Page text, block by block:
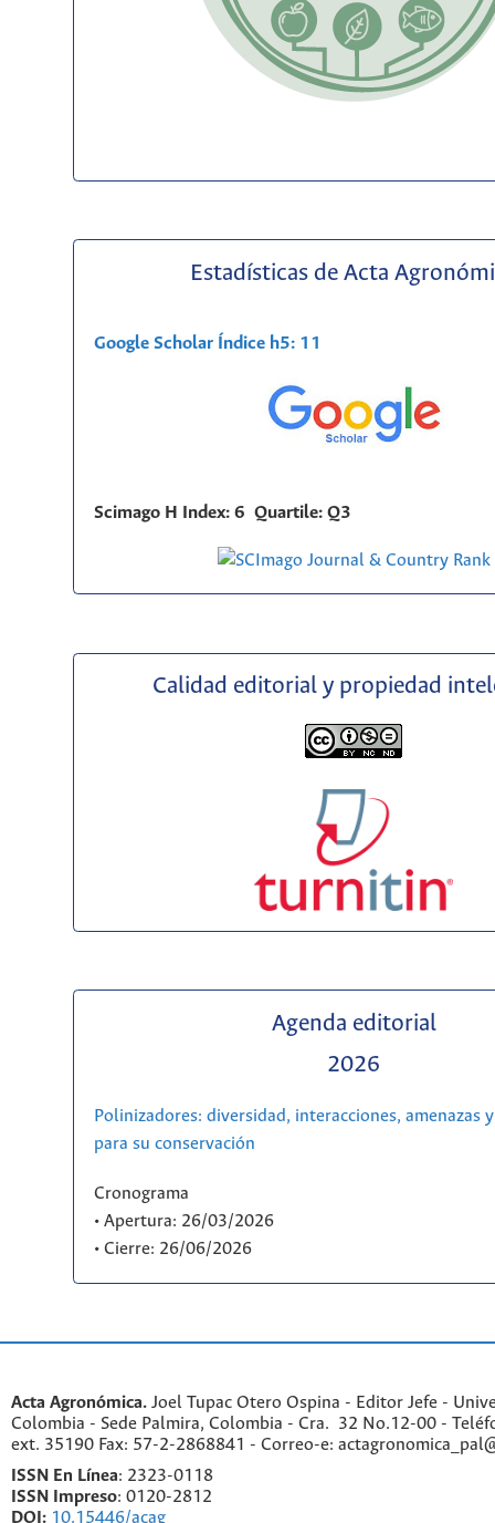
Estadísticas de Acta
Google Scholar Índice h5: 11
Scimago H Index: 6 Quartile: Q3
Calidad editorial y propiedad
Agenda editorial
2026
Polinizadores: diversidad, interacciones, amenazas
para su conservación
Cronograma
• Apertura: 26/03/2026
• Cierre: 26/06/2026
Acta Agronómica. Joel Tupac Otero Ospina - Editor Jefe -
Colombia - Sede Palmira, Colombia - Cra. 32 No.12-00 -
ext. 35190 Fax: 57-2-2868841 - Correo-e:
ISSN En Línea: 2323-0118
ISSN Impreso: 0120-2812
DOI: 10.15446/acag